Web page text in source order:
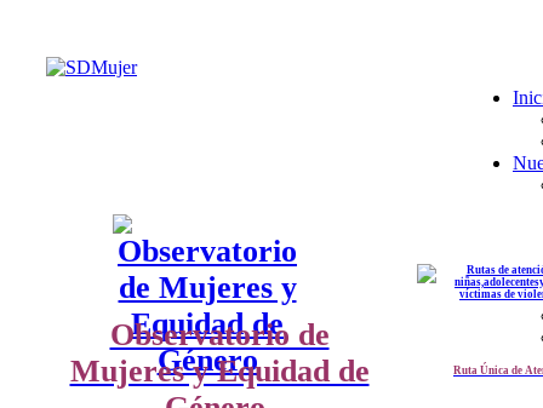
Observatorio de
Mujeres y Equidad de
Ruta Única de